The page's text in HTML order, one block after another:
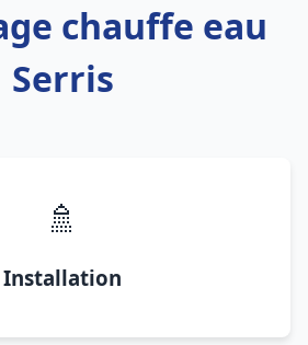
chauffe eau
Serris
🚿
Installation